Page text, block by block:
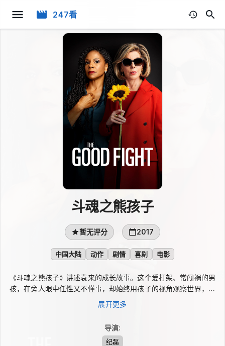
247看
斗魂之熊孩子
暂无评分 2017
中国大陆 动作 剧情 喜剧 电影
《斗魂之熊孩子》讲述袁来的成长故事。这个爱打架、常闯祸的男
孩，在旁人眼中任性又不懂事，却始终用孩子的视角观察世界，也
用笨拙却真诚的方式守护单亲妈妈。面对生活压力和校园欺凌，他
没有轻易低头，而是坚持自己的判断与梦想，在一次次冲突和抗争
年成长中的倔强与温情。
展开更多
导演:
纪磊